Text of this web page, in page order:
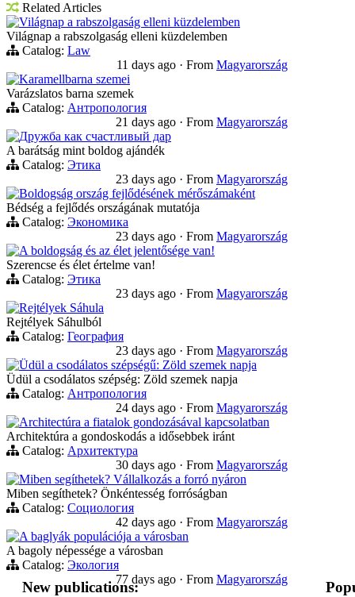
Related Articles
Világnap a rabszolgaság elleni küzdelemben
Világnap a rabszolgaság elleni küzdelemben
Catalog: Law
11 days ago · From Magyarország
Karamellbarna szemei
Varázslatos barna szemek
Catalog: Антропология
21 days ago · From Magyarország
Дружба как счастливый дар
A barátság mint boldog ajándék
Catalog: Этика
23 days ago · From Magyarország
Boldogság ország fejlődésének mérőszámaként
Bédség a fejlődés országának mutatója
Catalog: Экономика
23 days ago · From Magyarország
A boldogság és az élet jelentősége van!
Szerencse és élet értelme van!
Catalog: Этика
23 days ago · From Magyarország
Rejtélyek Sáhula
Rejtélyek Sáhulból
Catalog: География
23 days ago · From Magyarország
Üdül a csodálatos szépségű: Zöld szemek napja
Üdül a csodálatos szépség: Zöld szemek napja
Catalog: Антропология
24 days ago · From Magyarország
Architectúra a fiatalok gondozásával kapcsolatban
Architektúra a gondoskodás a idősebbek iránt
Catalog: Архитектура
30 days ago · From Magyarország
Miben segíthetek? Vállalkozás a forró nyáron
Miben segíthetek? Önkéntesség forróságban
Catalog: Социология
42 days ago · From Magyarország
A baglyák populációja a városban
A bagoly népessége a városban
Catalog: Экология
77 days ago · From Magyarország
New publications: